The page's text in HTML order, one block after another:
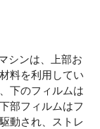
シンは、上部お
料を利用してい
下のフィルムは
部フィルムはフ
動され、ストレ